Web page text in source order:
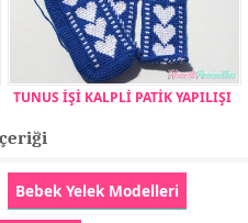
TUNUS İŞİ KALPLİ PATİK YAPILIŞI
Bebek Yelek Modelleri